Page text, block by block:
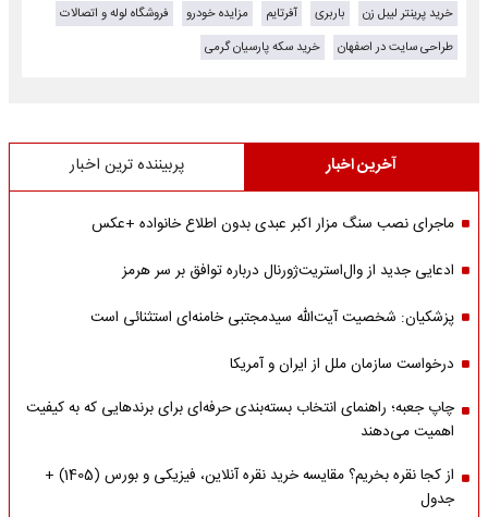
خرید پرینتر لیبل زن باربری آفرتایم مزایده خودرو
فروشگاه لوله و اتصالات
طراحی سایت در اصفهان
خرید سکه پارسیان گرمی
آخرین اخبار پربیننده ترین اخبار
ماجرای نصب سنگ مزار اکبر عبدی بدون اطلاع خانواده +عکس
ادعایی جدید از وال‌استریت‌ژورنال درباره توافق بر سر هرمز
پزشکیان: شخصیت آیت‌الله سیدمجتبی خامنه‌ای استثنائی است
درخواست سازمان ملل از ایران و آمریکا
چاپ جعبه؛ راهنمای انتخاب بسته‌بندی حرفه‌ای برای برندهایی که به کیفیت
اهمیت می‌دهند
از کجا نقره بخریم؟ مقایسه خرید نقره آنلاین، فیزیکی و بورس (1405) +
جدول